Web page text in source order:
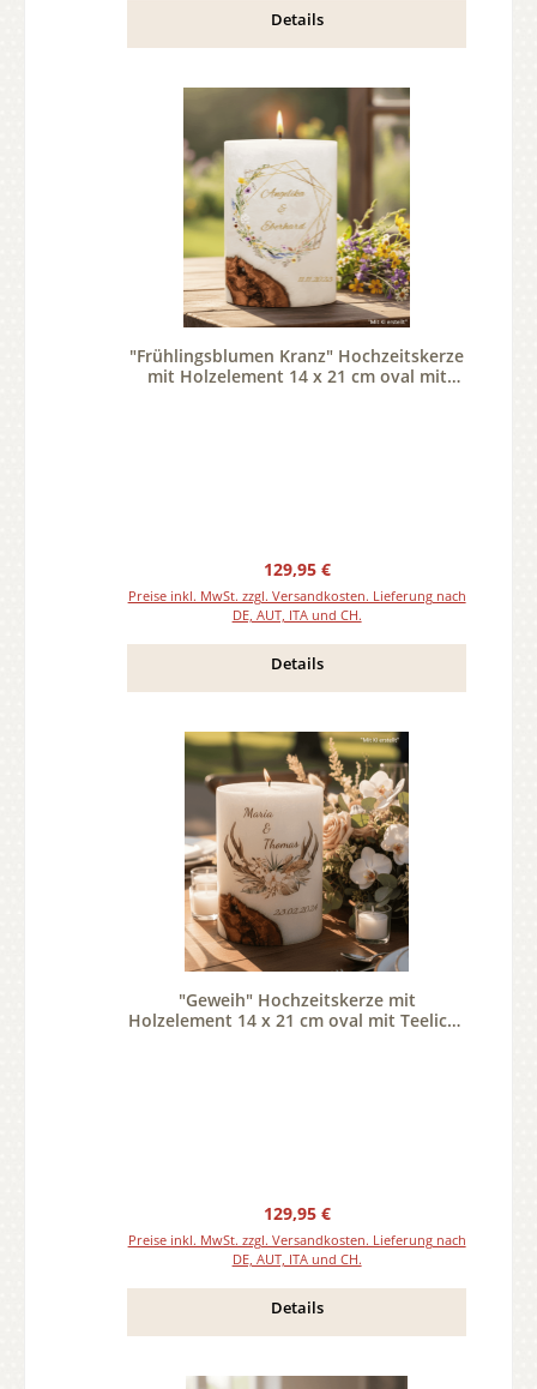
Details
"Frühlingsblumen Kranz" Hochzeitskerze
mit Holzelement 14 x 21 cm oval mit
Regulärer Preis:
129,95 €
Preise inkl. MwSt. zzgl. Versandkosten. Lieferung nach
DE, AUT, ITA und CH.
Details
"Geweih" Hochzeitskerze mit
Holzelement 14 x 21 cm oval mit Teelicht
Regulärer Preis:
129,95 €
Preise inkl. MwSt. zzgl. Versandkosten. Lieferung nach
DE, AUT, ITA und CH.
Details